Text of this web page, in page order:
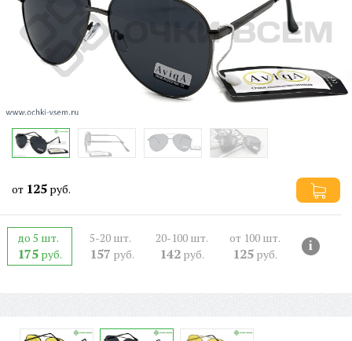
от 125 руб.
до 5 шт.
175руб.
5-20 шт.
157 руб.
20-100 шт.
142руб.
от 100 шт.
125руб.
i